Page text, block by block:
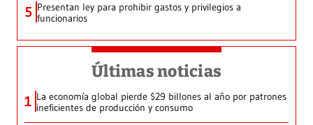
5 Presentan ley para prohibir gastos y privilegios a
funcionarios
Últimas noticias
1 La economía global pierde $29 billones al año por patrones
ineficientes de producción y consumo